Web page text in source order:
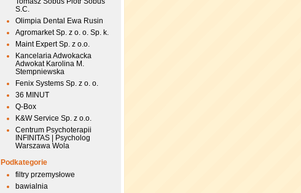
S.C.
Olimpia Dental Ewa Rusin
Agromarket Sp. z o. o. Sp. k.
Maint Expert Sp. z o.o.
Kancelaria Adwokacka
Adwokat Karolina M.
Stempniewska
Fenix Systems Sp. z o. o.
36 MINUT
Q-Box
K&W Service Sp. z o.o.
Centrum Psychoterapii
INFINITAS | Psycholog
Warszawa Wola
Podkategorie
filtry przemysłowe
bawialnia